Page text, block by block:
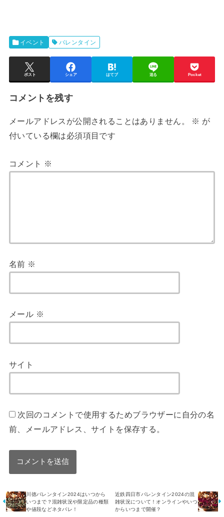
イベント バレンタイン
ポスト シェア はてブ 送る Pocket
コメントを残す
メールアドレスが公開されることはありません。 ※ が
付いている欄は必須項目です
コメント ※
名前 ※
メール ※
サイト
次回のコメントで使用するためブラウザーに自分の名
前、メールアドレス、サイトを保存する。
川徳バレンタイン2024はいつから
いつまで？混雑状況や限定品の種類
や値段などネタバレ！
近鉄四日市バレンタイン2024の混
雑状況について！オンラインやいつ
からいつまで開催？